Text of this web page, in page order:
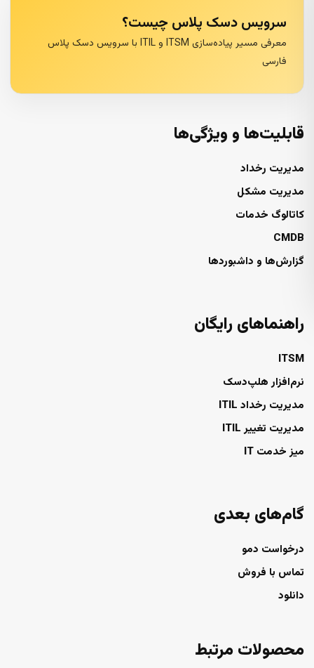
سرویس دسک پلاس چیست؟
معرفی مسیر پیاده‌سازی ITSM و ITIL با سرویس دسک پلاس
فارسی
قابلیت‌ها و ویژگی‌ها
مدیریت رخداد
مدیریت مشکل
کاتالوگ خدمات
CMDB
گزارش‌ها و داشبوردها
راهنماهای رایگان
ITSM
نرم‌افزار هلپ‌دسک
مدیریت رخداد ITIL
مدیریت تغییر ITIL
میز خدمت IT
گام‌های بعدی
درخواست دمو
تماس با فروش
دانلود
محصولات مرتبط